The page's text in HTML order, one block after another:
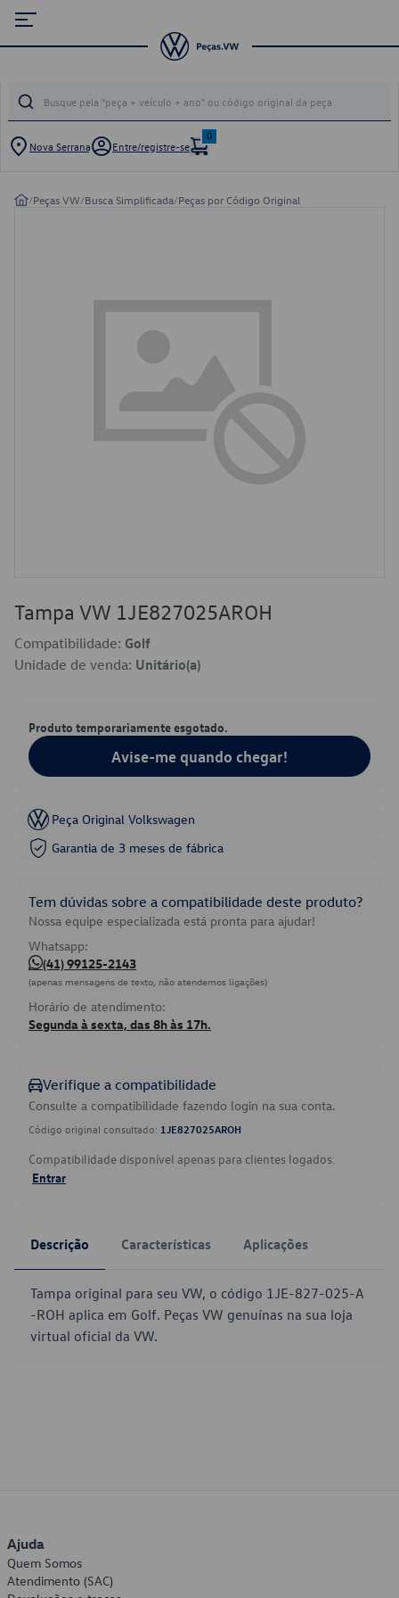
Nova Serrana Entre/registre-se
0
/Peças VW/Busca Simplificada/Peças por Código Original
Tampa VW 1JE827025AROH
Compatibilidade: Golf
Unidade de venda: Unitário(a)
Produto temporariamente esgotado.
Avise-me quando chegar!
Peça Original Volkswagen
Garantia de 3 meses de fábrica
Tem dúvidas sobre a compatibilidade deste produto?
Nossa equipe especializada está pronta para ajudar!
Whatsapp:
(41) 99125-2143
(apenas mensagens de texto, não atendemos ligações)
Horário de atendimento:
Segunda à sexta, das 8h às 17h.
Verifique a compatibilidade
Consulte a compatibilidade fazendo login na sua conta.
Código original consultado: 1JE827025AROH
Compatibilidade disponível apenas para clientes logados.
Entrar
Descrição Características Aplicações
Tampa original para seu VW, o código 1JE-827-025-A
-ROH aplica em Golf. Peças VW genuínas na sua loja
virtual oficial da VW.
Ajuda
Quem Somos
Atendimento (SAC)